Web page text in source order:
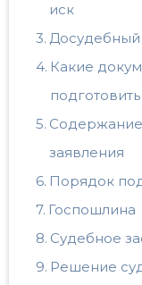
иск
Какие
подготовить
заявления
Порядок
Госпошлина
Судебное
Решение